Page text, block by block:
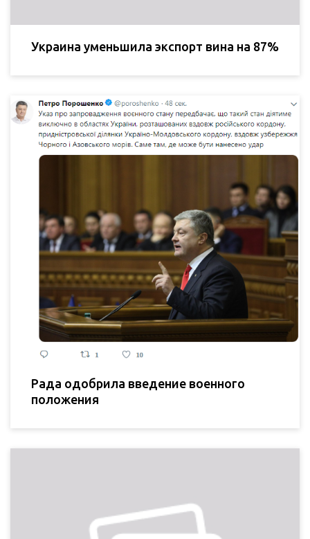
Украина уменьшила экспорт вина на 87%
Рада одобрила введение военного
положения